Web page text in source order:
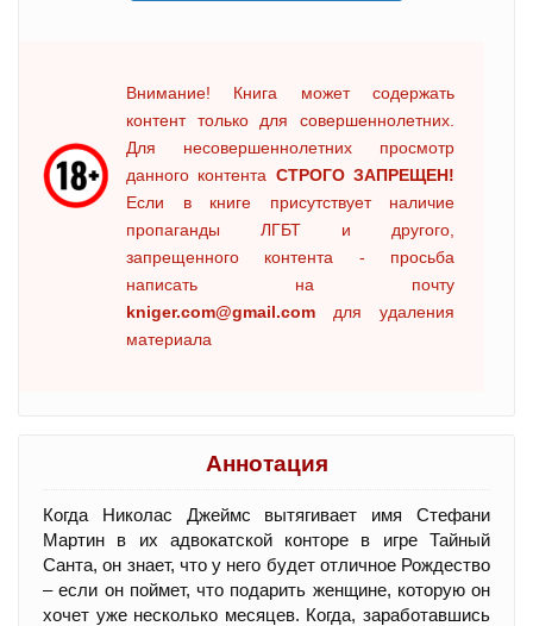
Внимание! Книга может содержать
контент только для совершеннолетних.
Для несовершеннолетних просмотр
данного контента СТРОГО ЗАПРЕЩЕН!
Если в книге присутствует наличие
пропаганды ЛГБТ и другого,
запрещенного контента - просьба
написать на почту
kniger.com@gmail.com для удаления
материала
Аннотация
Когда Николас Джеймс вытягивает имя Стефани
Мартин в их адвокатской конторе в игре Тайный
Санта, он знает, что у него будет отличное Рождество
– если он поймет, что подарить женщине, которую он
хочет уже несколько месяцев. Когда, заработавшись